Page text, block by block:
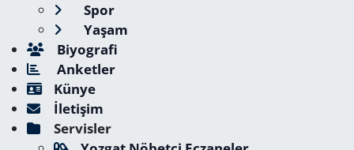
Spor
Yaşam
Biyografi
Anketler
Künye
İletişim
Servisler